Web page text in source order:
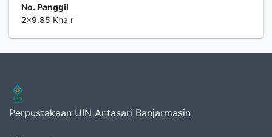
No. Panggil
2x9.85 Kha r
Perpustakaan UIN Antasari Banjarmasin